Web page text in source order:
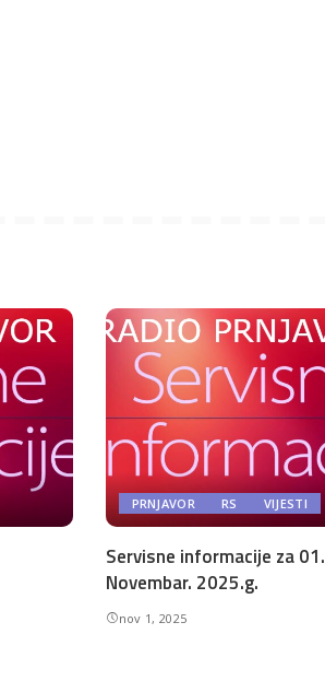
PRNJAVOR RS VIJESTI
Servisne informacije za 01.
Novembar. 2025.g.
nov 1, 2025